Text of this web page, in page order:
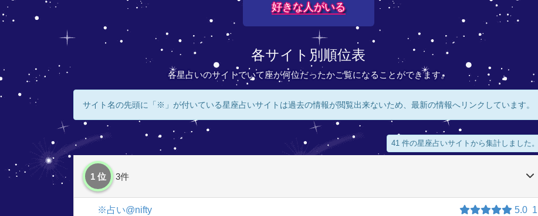
好きな人がいる
各サイト別順位表
各星占いのサイトでいて座が何位だったかご覧になることができます。
サイト名の先頭に「※」が付いている星座占いサイトは過去の情報が閲覧出来ないため、最新の情報へリンクしています。
41 件の星座占いサイトから集計しました。
1 位 3件
※占い@nifty 5.0 1